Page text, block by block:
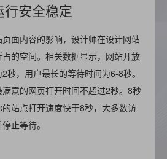
安全稳定
面内容的影响，设计师在设计网站
的空间。相关数据显示，网站开放
秒，用户最长的等待时间为6-8秒。
意的网页打开时间不超过2秒。8秒
站点打开速度快于8秒，大多数访
止等待。